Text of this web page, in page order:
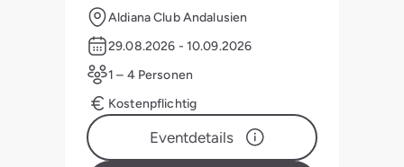
Aldiana Club Andalusien
29.08.2026 - 10.09.2026
1 – 4 Personen
Kostenpflichtig
Eventdetails